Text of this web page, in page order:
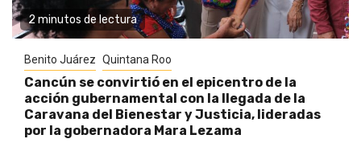
2 minutos de lectura
Benito Juárez Quintana Roo
Cancún se convirtió en el epicentro de la
acción gubernamental con la llegada de la
Caravana del Bienestar y Justicia, lideradas
por la gobernadora Mara Lezama